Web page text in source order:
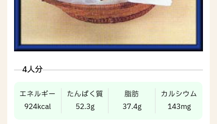
4人分
エネルギー
924kcal
たんぱく質
52.3g
脂肪
37.4g
カルシウム
143mg